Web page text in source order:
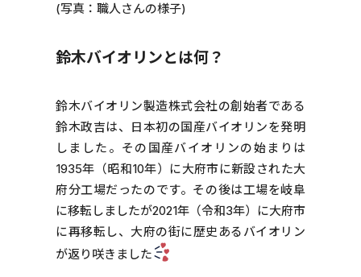
(写真：職人さんの様子)
鈴木バイオリンとは何？
鈴木バイオリン製造株式会社の創始者である
鈴木政吉は、日本初の国産バイオリンを発明
しました。その国産バイオリンの始まりは
1935年（昭和10年）に大府市に新設された大
府分工場だったのです。その後は工場を岐阜
に移転しましたが2021年（令和3年）に大府市
に再移転し、大府の街に歴史あるバイオリン
が返り咲きました